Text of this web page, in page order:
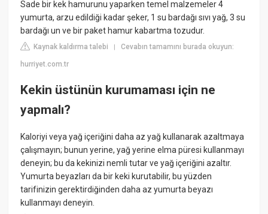
Sade bir kek hamurunu yaparken temel malzemeler 4
yumurta, arzu edildiği kadar şeker, 1 su bardağı sıvı yağ, 3 su
bardağı un ve bir paket hamur kabartma tozudur.
Kaynak kaldırma talebi |Cevabın tamamını burada okuyun:
hurriyet.com.tr
Kekin üstünün kurumaması için ne
yapmalı?
Kaloriyi veya yağ içeriğini daha az yağ kullanarak azaltmaya
çalışmayın; bunun yerine, yağ yerine elma püresi kullanmayı
deneyin; bu da kekinizi nemli tutar ve yağ içeriğini azaltır.
Yumurta beyazları da bir keki kurutabilir, bu yüzden
tarifinizin gerektirdiğinden daha az yumurta beyazı
kullanmayı deneyin.